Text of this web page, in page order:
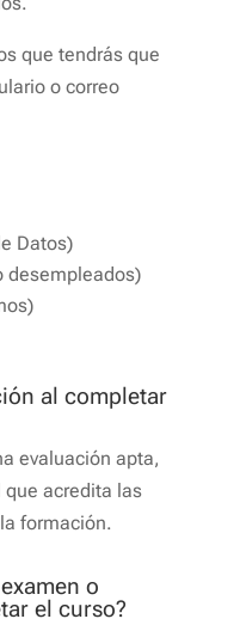
que tendrás que
o correo
Datos)
desempleados)
al completar
evaluación apta,
acredita las
formación.
o
el curso?